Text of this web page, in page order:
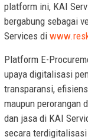
platform ini, KAI
bergabung sebagai
Services di
Platform E-
upaya digitalisasi
transparansi,
maupun perorangan
dan jasa di KAI
secara